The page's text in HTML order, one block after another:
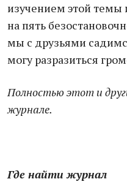
изучением этой темы
на пять
мы с друзьями
могу разразиться
Полностью этот и
журнале.
Где найти журнал